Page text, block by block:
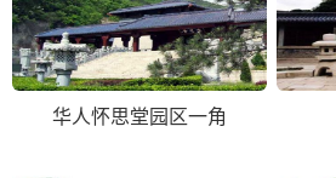
华人怀思堂园区一角